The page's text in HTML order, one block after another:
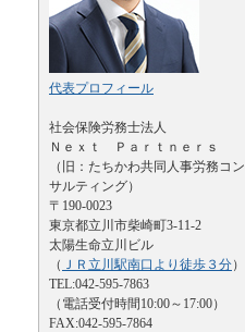
代表プロフィール
社会保険労務士法人
Ｎｅｘｔ Ｐａｒｔｎｅｒｓ
（旧：たちかわ共同人事労務コン
サルティング）
〒190-0023
東京都立川市柴崎町3-11-2
太陽生命立川ビル
（ ＪＲ立川駅南口より徒歩３分）
TEL:042-595-7863
（電話受付時間10:00～17:00）
FAX:042-595-7864